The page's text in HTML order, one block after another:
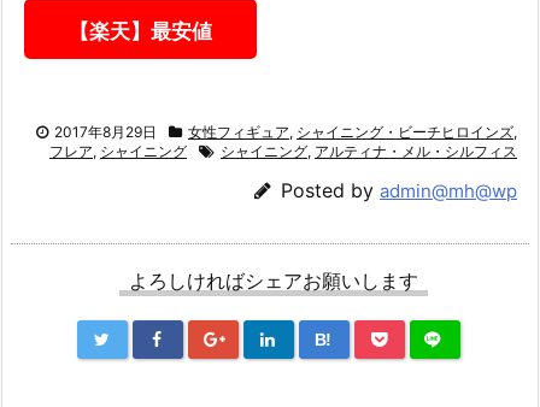
【楽天】最安値
2017年8月29日 女性フィギュア, シャイニング・ビーチヒロインズ,
フレア, シャイニング シャイニング, アルティナ・メル・シルフィス
Posted by admin@mh@wp
よろしければシェアお願いします
B!